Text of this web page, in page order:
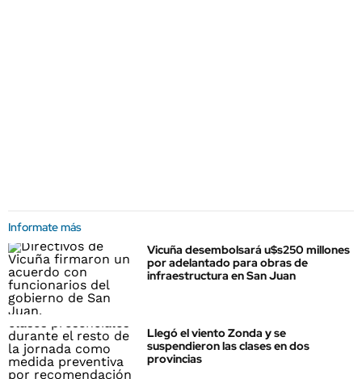
Informate más
Vicuña desembolsará u$s250 millones
por adelantado para obras de
infraestructura en San Juan
Llegó el viento Zonda y se
suspendieron las clases en dos
provincias